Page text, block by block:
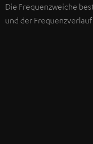
Die Frequenzweiche
und der